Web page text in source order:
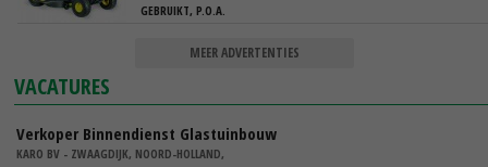
GEBRUIKT, P.O.A.
MEER ADVERTENTIES
VACATURES
Verkoper Binnendienst Glastuinbouw
KARO BV - ZWAAGDIJK, NOORD-HOLLAND,